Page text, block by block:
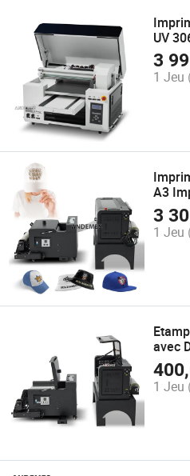
UV
3
1 Jeu
A3
Deux
3
1 Jeu
avec
1 Jeu